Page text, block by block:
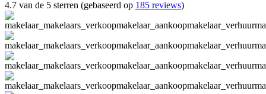
4.7 van de 5 sterren (gebaseerd op 185 reviews)